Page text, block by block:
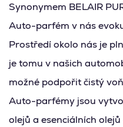
Synonymem BELAIR
Auto-parfém v nás
Prostředí okolo nás je
je tomu v našich
možné podpořit čistý
Auto-parfémy jsou
olejů a esenciálních